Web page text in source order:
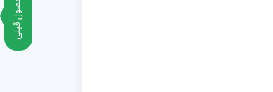
محصول قبلی